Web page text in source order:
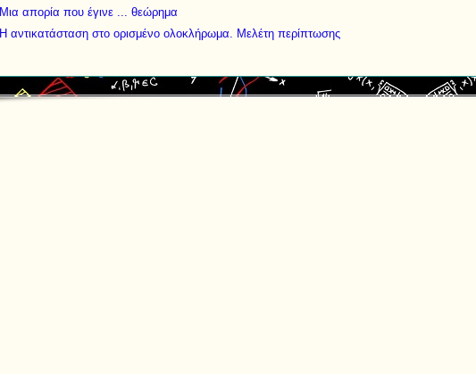
Μια απορία που έγινε ... θεώρημα
Η αντικατάσταση στο ορισμένο ολοκλήρωμα. Μελέτη περίπτωσης